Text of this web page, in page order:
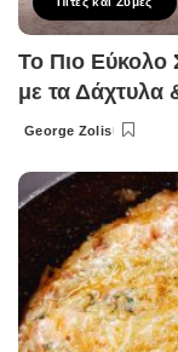
Το Πιο Εύκολο
με τα Δάχτυλα
Posted
George Zolis